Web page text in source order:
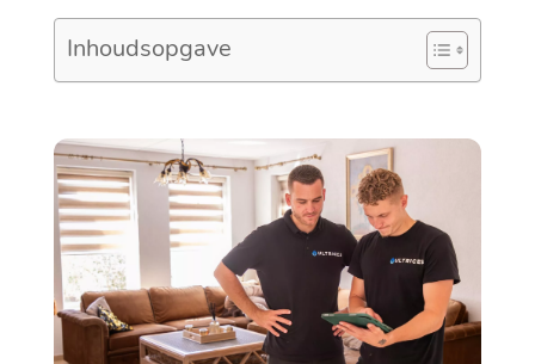
Inhoudsopgave